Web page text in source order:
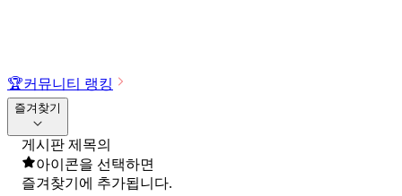
🏆커뮤니티 랭킹
즐겨찾기
게시판 제목의
아이콘을 선택하면
즐겨찾기에 추가됩니다.